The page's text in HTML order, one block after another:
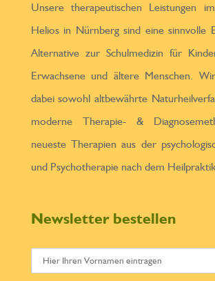
Unsere therapeutischen Leistungen
Helios in Nürnberg sind eine sinnvolle
Alternative zur Schulmedizin für
Erwachsene und ältere Menschen.
dabei sowohl altbewährte
moderne Therapie- &
neueste Therapien aus der
und Psychotherapie nach dem
Newsletter bestellen